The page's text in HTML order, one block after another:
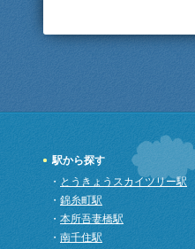
駅から探す
・ とうきょうスカイツリー駅
・ 錦糸町駅
・ 本所吾妻橋駅
・ 南千住駅